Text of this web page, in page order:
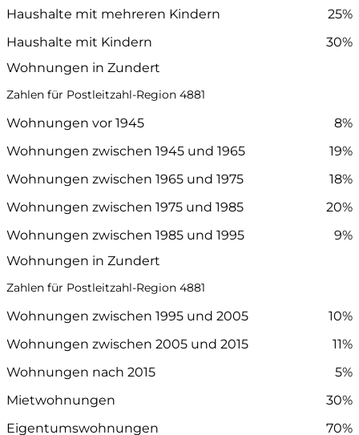
Haushalte mit mehreren Kindern
25%
Haushalte mit Kindern
30%
Wohnungen in Zundert
Zahlen für Postleitzahl-Region 4881
Wohnungen vor 1945
8%
Wohnungen zwischen 1945 und 1965
19%
Wohnungen zwischen 1965 und 1975
18%
Wohnungen zwischen 1975 und 1985
20%
Wohnungen zwischen 1985 und 1995
9%
Wohnungen in Zundert
Zahlen für Postleitzahl-Region 4881
Wohnungen zwischen 1995 und 2005
10%
Wohnungen zwischen 2005 und 2015
11%
Wohnungen nach 2015
5%
Mietwohnungen
30%
Eigentumswohnungen
70%